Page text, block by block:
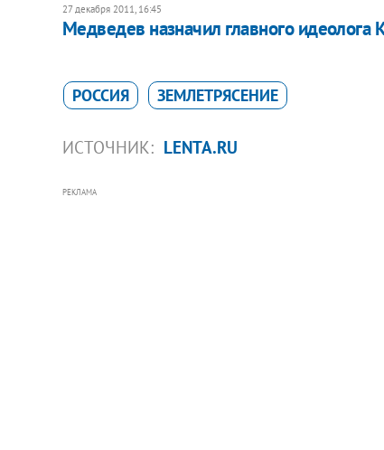
27 декабря 2011, 16:45
Медведев назначил главного
РОССИЯ ЗЕМЛЕТРЯСЕНИЕ
ИСТОЧНИК: LENTA.RU
РЕКЛАМА